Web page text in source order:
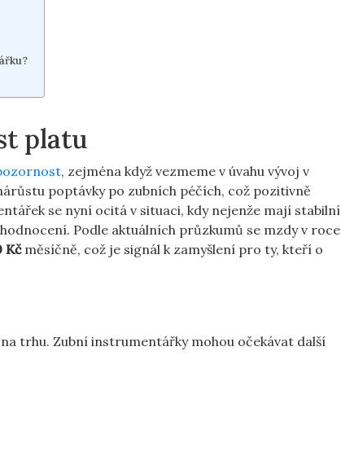
platu
,⁤ zejména ⁢když vezmeme v úvahu vývoj⁢ v
poptávky po zubních​ péčích, což pozitivně
se ⁣nyní ocitá v​ situaci, ⁤kdy nejenže mají stabilní
Podle aktuálních průzkumů se mzdy v roce
Kčměsíčně, což je signál ⁤k zamyšlení pro ty, kteří ⁣o
‌trhu. ⁣Zubní instrumentářky mohou očekávat další